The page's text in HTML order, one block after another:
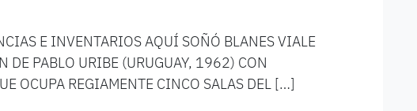
E INVENTARIOS AQUÍ SOÑÓ BLANES VIALE
DE PABLO URIBE (URUGUAY, 1962) CON
OCUPA REGIAMENTE CINCO SALAS DEL […]